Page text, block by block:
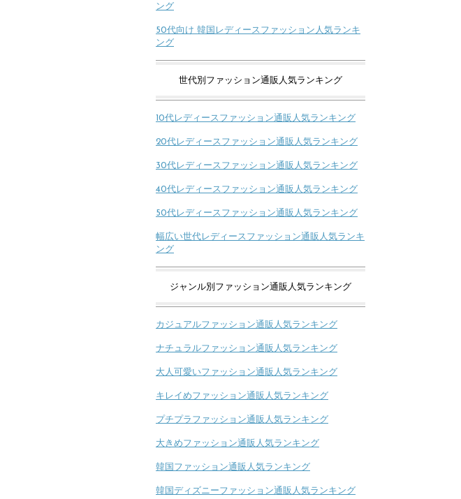
ング
50代向け 韓国レディースファッション人気ランキ
ング
世代別ファッション通販人気ランキング
10代レディースファッション通販人気ランキング
20代レディースファッション通販人気ランキング
30代レディースファッション通販人気ランキング
40代レディースファッション通販人気ランキング
50代レディースファッション通販人気ランキング
幅広い世代レディースファッション通販人気ランキ
ング
ジャンル別ファッション通販人気ランキング
カジュアルファッション通販人気ランキング
ナチュラルファッション通販人気ランキング
大人可愛いファッション通販人気ランキング
キレイめファッション通販人気ランキング
プチプラファッション通販人気ランキング
大きめファッション通販人気ランキング
韓国ファッション通販人気ランキング
韓国ディズニーファッション通販人気ランキング